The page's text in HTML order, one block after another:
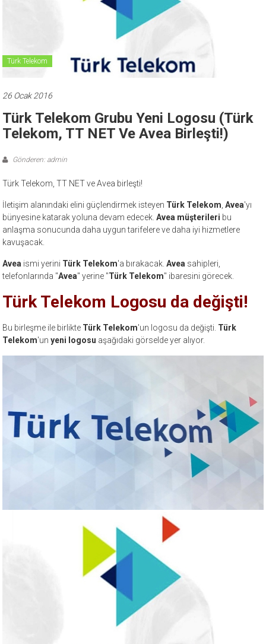
Türk Telekom
26 Ocak 2016
Türk Telekom Grubu Yeni Logosu (Türk
Telekom, TT NET Ve Avea Birleşti!)
Gönderen: admin
Türk Telekom, TT NET ve Avea birleşti!
İletişim alanındaki elini güçlendirmek isteyen Türk Telekom ,Avea'yı
bünyesine katarak yoluna devam edecek.Avea müşterileri bu
anlaşma sonucunda daha uygun tarifelere ve daha iyi hizmetlere
kavuşacak.
Avea ismi yerini Türk Telekom'a bırakacak.Avea sahipleri,
telefonlarında "Avea" yerine "Türk Telekom" ibaresini görecek.
Türk Telekom Logosu da değişti!
Bu birleşme ile birlikte Türk Telekom'un logosu da değişti. Türk
Telekom'unyeni logosu aşağıdaki görselde yer alıyor.